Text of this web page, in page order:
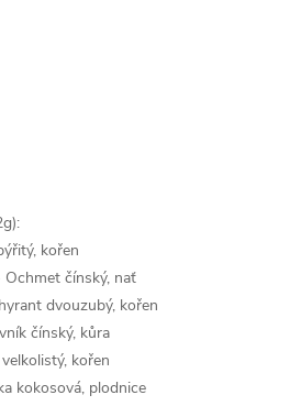
kořen
čínský, nať
dvouzubý, kořen
čínský, kůra
kořen
kokosová, plodnice